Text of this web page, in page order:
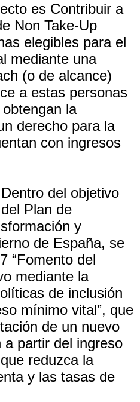
es Contribuir a
Non Take-Up
elegibles para el
mediante una
(o de alcance)
a estas personas
la
derecho para la
con ingresos
del objetivo
Plan de
y
de España, se
“Fomento del
mediante la
de inclusión
mínimo vital”, que
de un nuevo
a partir del ingreso
reduzca la
y las tasas de